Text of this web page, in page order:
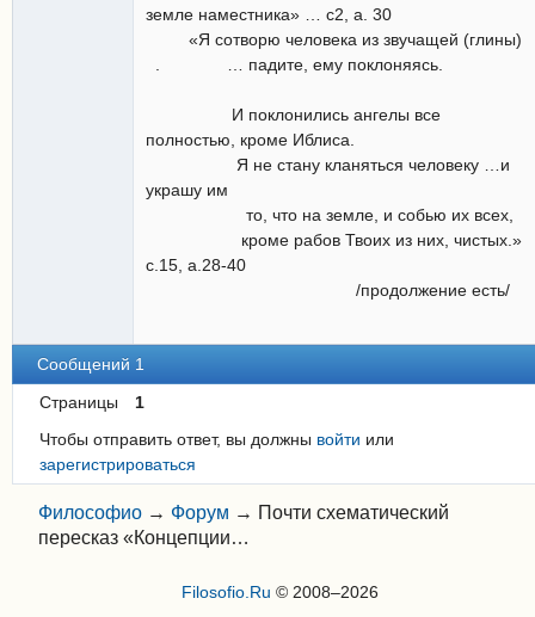
земле наместника» … с2, а. 30
«Я сотворю человека из звучащей (глины)
. … падите, ему поклоняясь.
И поклонились ангелы все
полностью, кроме Иблиса.
Я не стану кланяться человеку …и
украшу им
то, что на земле, и собью их всех,
кроме рабов Твоих из них, чистых.»
с.15, а.28-40
/продолжение есть/
Сообщений 1
Страницы
1
Чтобы отправить ответ, вы должны войти или
зарегистрироваться
Философио → Форум → Почти схематический
пересказ «Концепции…
Filosofio.Ru © 2008–2026